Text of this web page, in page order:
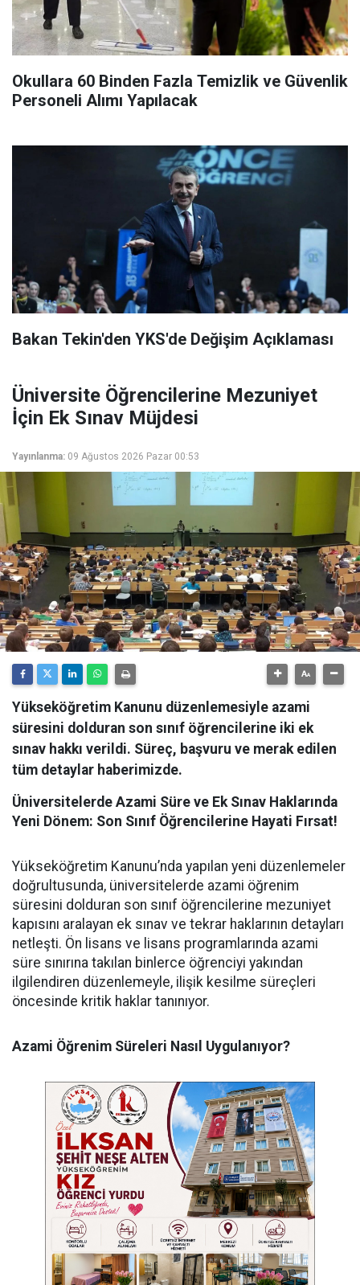
Okullara 60 Binden Fazla Temizlik ve Güvenlik
Personeli Alımı Yapılacak
Bakan Tekin'den YKS'de Değişim Açıklaması
Üniversite Öğrencilerine Mezuniyet
İçin Ek Sınav Müjdesi
Yayınlanma: 09 Ağustos 2026 Pazar 00:53
Yükseköğretim Kanunu düzenlemesiyle azami
süresini dolduran son sınıf öğrencilerine iki ek
sınav hakkı verildi. Süreç, başvuru ve merak edilen
tüm detaylar haberimizde.
Üniversitelerde Azami Süre ve Ek Sınav Haklarında
Yeni Dönem: Son Sınıf Öğrencilerine Hayati Fırsat!
​Yükseköğretim Kanunu’nda yapılan yeni düzenlemeler
doğrultusunda, üniversitelerde azami öğrenim
süresini dolduran son sınıf öğrencilerine mezuniyet
kapısını aralayan ek sınav ve tekrar haklarının detayları
netleşti. Ön lisans ve lisans programlarında azami
süre sınırına takılan binlerce öğrenciyi yakından
ilgilendiren düzenlemeyle, ilişik kesilme süreçleri
öncesinde kritik haklar tanınıyor.
Azami Öğrenim Süreleri Nasıl Uygulanıyor?